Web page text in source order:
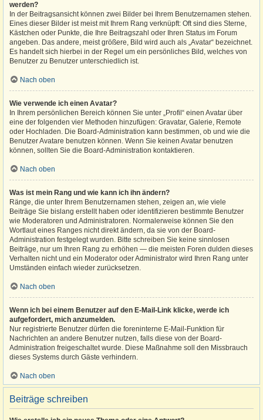
werden?
In der Beitragsansicht können zwei Bilder bei Ihrem Benutzernamen stehen.
Eines dieser Bilder ist meist mit Ihrem Rang verknüpft: Oft sind dies Sterne,
Kästchen oder Punkte, die Ihre Beitragszahl oder Ihren Status im Forum
angeben. Das andere, meist größere, Bild wird auch als „Avatar“ bezeichnet.
Es handelt sich hierbei in der Regel um ein persönliches Bild, welches von
Benutzer zu Benutzer unterschiedlich ist.
Nach oben
Wie verwende ich einen Avatar?
In Ihrem persönlichen Bereich können Sie unter „Profil“ einen Avatar über
eine der folgenden vier Methoden hinzufügen: Gravatar, Galerie, Remote
oder Hochladen. Die Board-Administration kann bestimmen, ob und wie die
Benutzer Avatare benutzen können. Wenn Sie keinen Avatar benutzen
können, sollten Sie die Board-Administration kontaktieren.
Nach oben
Was ist mein Rang und wie kann ich ihn ändern?
Ränge, die unter Ihrem Benutzernamen stehen, zeigen an, wie viele
Beiträge Sie bislang erstellt haben oder identifizieren bestimmte Benutzer
wie Moderatoren und Administratoren. Normalerweise können Sie den
Wortlaut eines Ranges nicht direkt ändern, da sie von der Board-
Administration festgelegt wurden. Bitte schreiben Sie keine sinnlosen
Beiträge, nur um Ihren Rang zu erhöhen — die meisten Foren dulden dieses
Verhalten nicht und ein Moderator oder Administrator wird Ihren Rang unter
Umständen einfach wieder zurücksetzen.
Nach oben
Wenn ich bei einem Benutzer auf den E-Mail-Link klicke, werde ich
aufgefordert, mich anzumelden.
Nur registrierte Benutzer dürfen die foreninterne E-Mail-Funktion für
Nachrichten an andere Benutzer nutzen, falls diese von der Board-
Administration freigeschaltet wurde. Diese Maßnahme soll den Missbrauch
dieses Systems durch Gäste verhindern.
Nach oben
Beiträge schreiben